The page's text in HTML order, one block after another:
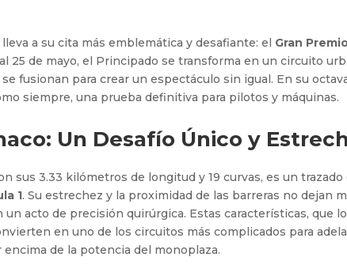
a su cita más emblemática y desafiante: el Gran
25 de mayo, el Principado se transforma en un circuito
fusionan para crear un espectáculo sin igual. En su
siempre, una prueba definitiva para pilotos y máquinas.
Un Desafío Único y
sus 3.33 kilómetros de longitud y 19 curvas, es un trazado
1. Su estrechez y la proximidad de las barreras no dejan
acto de precisión quirúrgica. Estas características, que
en uno de los circuitos más complicados para
de la potencia del monoplaza.